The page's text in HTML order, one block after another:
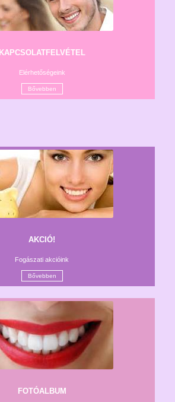
KAPCSOLATFELVÉTEL
Elérhetőségeink
Bővebben
AKCIÓ!
Fogászati akcióink
Bővebben
FOTÓALBUM